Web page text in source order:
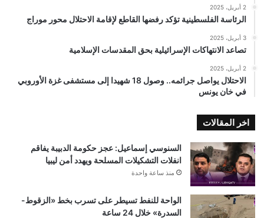
2 أبريل، 2025
الرئاسة الفلسطينية تؤكد رفضها القاطع لإقامة الاحتلال محور موراج
3 أبريل، 2025
تصاعد الانتهاكات الإسرائيلية بحق المقدسات الإسلامية
2 أبريل، 2025
الاحتلال يواصل جرائمه.. وصول 18 شهيدا إلى مستشفى غزة الأوروبي
في خان يونس
اخر المقالات
السنوسي إسماعيل: عجز حكومة الدبيبة يفاقم
انفلات التشكيلات المسلحة ويهدد أمن ليبيا
منذ ساعة واحدة
الواحة للنفط تسيطر على تسرب بخط «الزقوط-
السدرة» خلال 24 ساعة